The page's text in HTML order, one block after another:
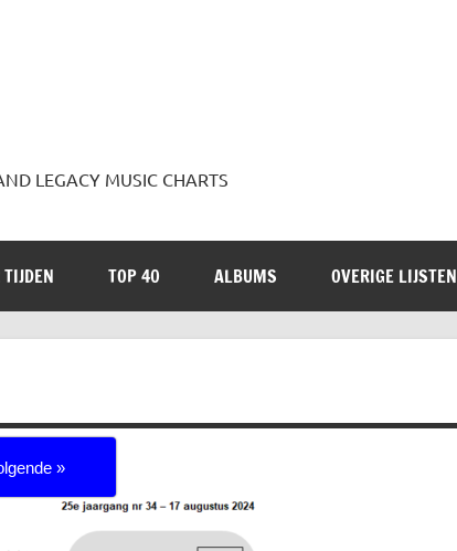
LEGACY MUSIC CHARTS
TOP 40 ALBUMS OVERIGE LIJSTEN
»